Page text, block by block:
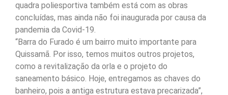
quadra poliesportiva também está com as obras
concluídas, mas ainda não foi inaugurada por causa da
pandemia da Covid-19.
“Barra do Furado é um bairro muito importante para
Quissamã. Por isso, temos muitos outros projetos,
como a revitalização da orla e o projeto do
saneamento básico. Hoje, entregamos as chaves do
banheiro, pois a antiga estrutura estava precarizada”,